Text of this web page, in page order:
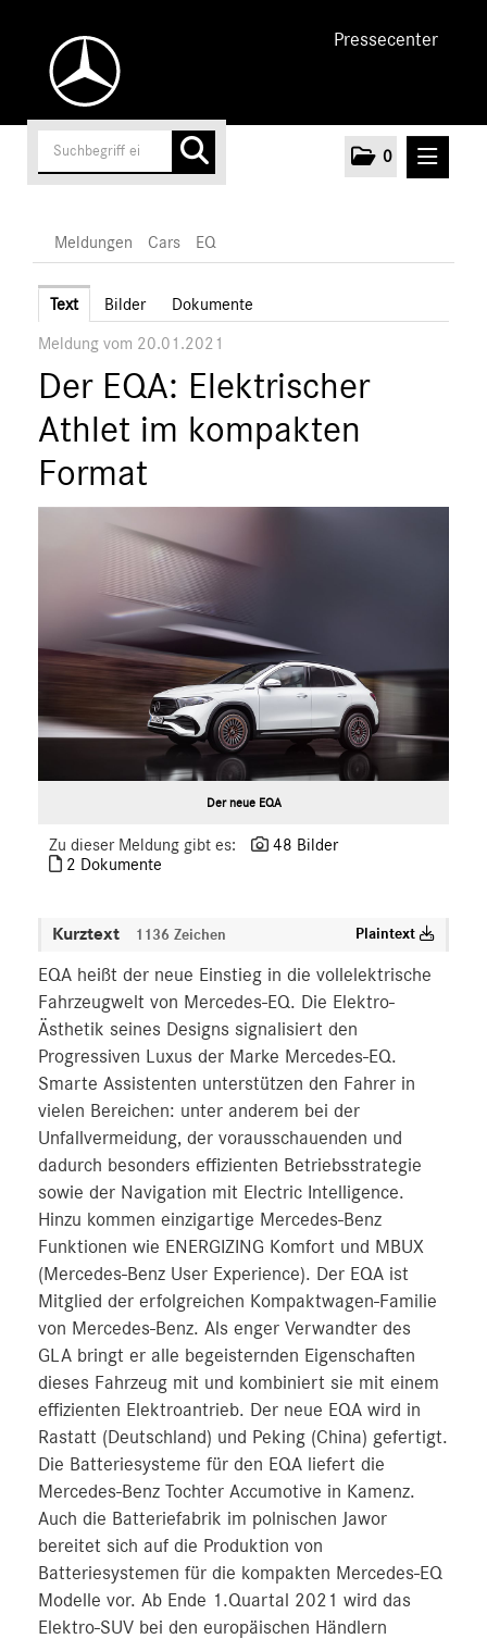
Pressecenter
0
Unternehmen
Cars
AMG
Maybach
Mercedes-Benz
smart
MEDIA
ANSPRECHPARTNER
Meldungen Cars EQ
Text Bilder Dokumente
Meldung vom 20.01.2021
Der EQA: Elektrischer
Athlet im kompakten
Format
Der neue EQA
Zu dieser Meldung gibt es:
48 Bilder
2 Dokumente
Kurztext 1136 Zeichen Plaintext
EQA heißt der neue Einstieg in die vollelektrische
Fahrzeugwelt von Mercedes-EQ. Die Elektro-
Ästhetik seines Designs signalisiert den
Progressiven Luxus der Marke Mercedes-EQ.
Smarte Assistenten unterstützen den Fahrer in
vielen Bereichen: unter anderem bei der
Unfallvermeidung, der vorausschauenden und
dadurch besonders effizienten Betriebsstrategie
sowie der Navigation mit Electric Intelligence.
Hinzu kommen einzigartige Mercedes-Benz
Funktionen wie ENERGIZING Komfort und MBUX
(Mercedes-Benz User Experience). Der EQA ist
Mitglied der erfolgreichen Kompaktwagen-Familie
von Mercedes-Benz. Als enger Verwandter des
GLA bringt er alle begeisternden Eigenschaften
dieses Fahrzeug mit und kombiniert sie mit einem
effizienten Elektroantrieb. Der neue EQA wird in
Rastatt (Deutschland) und Peking (China) gefertigt.
Die Batteriesysteme für den EQA liefert die
Mercedes-Benz Tochter Accumotive in Kamenz.
Auch die Batteriefabrik im polnischen Jawor
bereitet sich auf die Produktion von
Batteriesystemen für die kompakten Mercedes-EQ
Modelle vor. Ab Ende 1.Quartal 2021 wird das
Elektro-SUV bei den europäischen Händlern